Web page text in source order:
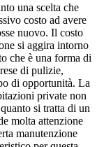
una scelta che
costo ad avere
nuovo. Il costo
si aggira intorno
che è una forma di
di pulizie,
di opportunità. La
private non
si tratta di un
molta attenzione
manutenzione